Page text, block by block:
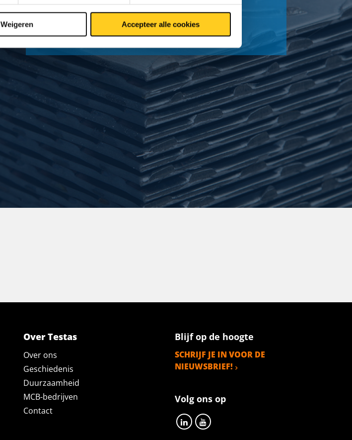
Weigeren Accepteer alle cookies
Leverbaar met Certficaat 3.1
Over Testas
Over ons
Geschiedenis
Duurzaamheid
MCB-bedrijven
Contact
Blijf op de hoogte
SCHRIJF JE IN VOOR DE
NIEUWSBRIEF!
Volg ons op